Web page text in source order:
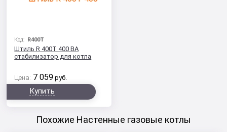
Код: R400T
Штиль R 400T 400 ВА
стабилизатор для котла
Цена: 7 059 руб.
Купить
Похожие Настенные газовые котлы